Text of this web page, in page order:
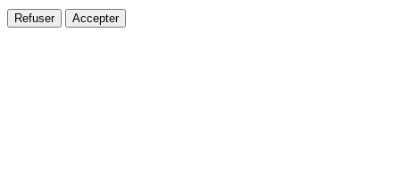
Refuser Accepter